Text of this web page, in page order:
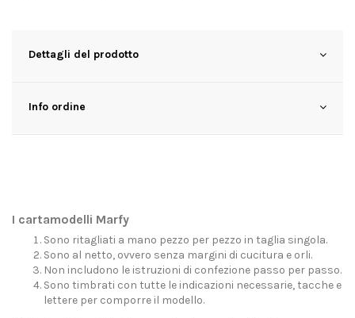
Dettagli del prodotto
Info ordine
I cartamodelli Marfy
Sono ritagliati a mano pezzo per pezzo in taglia singola.
Sono al netto, ovvero senza margini di cucitura e orli.
Non includono le istruzioni di confezione passo per passo.
Sono timbrati con tutte le indicazioni necessarie, tacche e
lettere per comporre il modello.